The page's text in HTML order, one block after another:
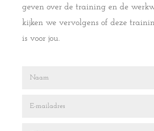
geven over de training en de
kijken we vervolgens of deze
is voor jou.